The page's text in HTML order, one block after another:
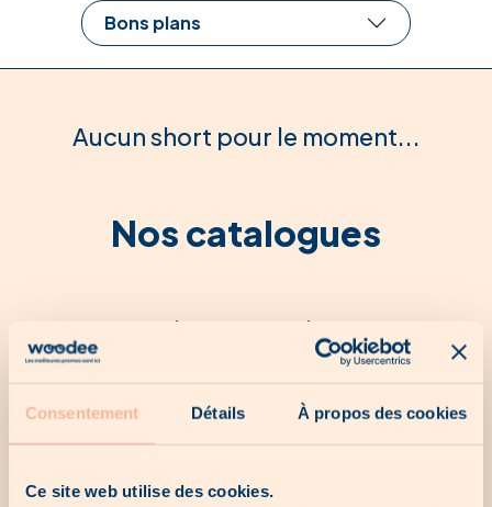
Consentement Détails À propos des cookies
Ce site web utilise des cookies.
Bons plans
Aucun short pour le moment...
Nos catalogues
Aucun catalogue pour le moment...